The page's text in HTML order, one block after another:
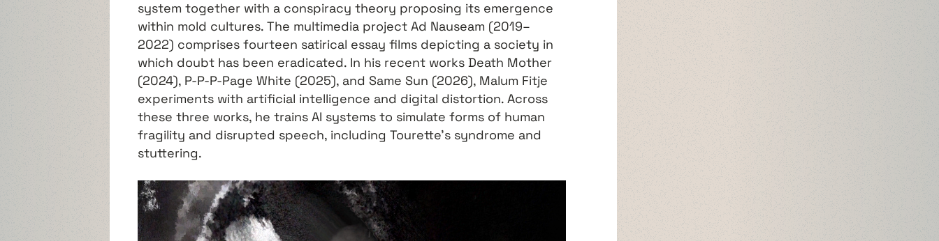
system together with a conspiracy theory proposing its emergence
within mold cultures. The multimedia project Ad Nauseam (2019–
2022) comprises fourteen satirical essay films depicting a society in
which doubt has been eradicated. In his recent works Death Mother
(2024), P-P-P-Page White (2025), and Same Sun (2026), Malum Fitje
experiments with artificial intelligence and digital distortion. Across
these three works, he trains AI systems to simulate forms of human
fragility and disrupted speech, including Tourette’s syndrome and
stuttering.